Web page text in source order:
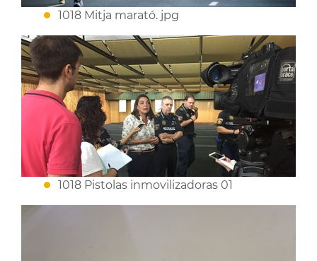
1018 Mitja marató. jpg
1018 Pistolas inmovilizadoras 01